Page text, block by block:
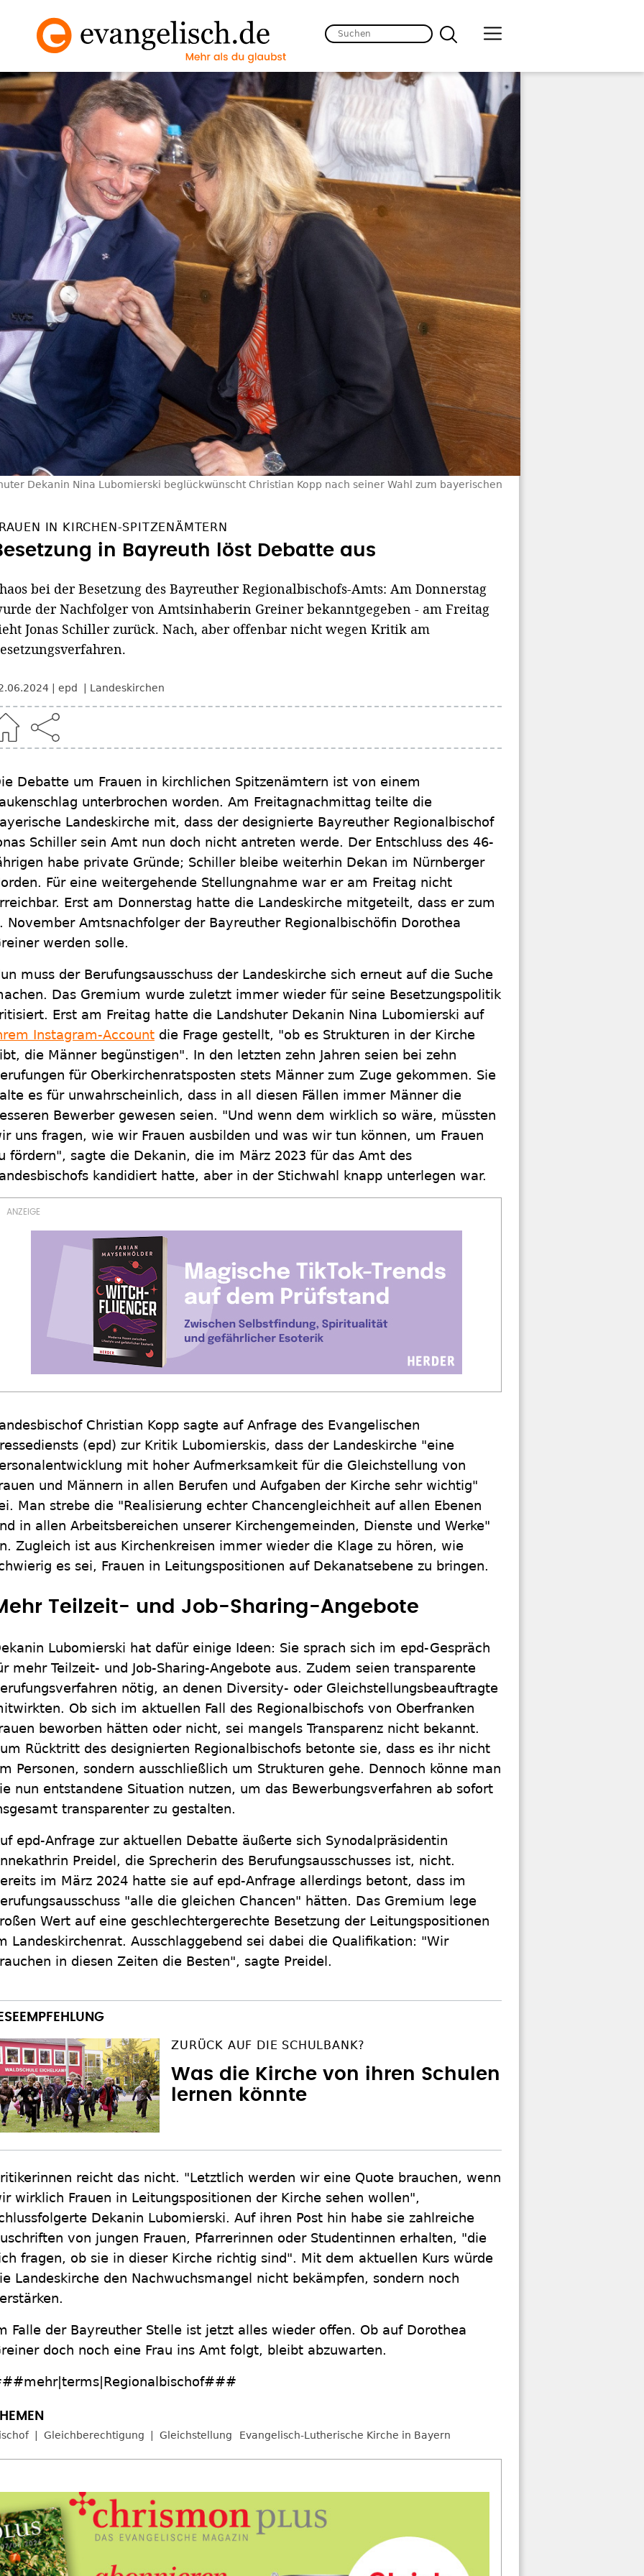
Dekanin Nina Lubomierski beglückwünscht Christian Kopp nach seiner Wahl zum bayerischen
IN KIRCHEN-SPITZENÄMTERN
in Bayreuth löst Debatte aus
bei der Besetzung des Bayreuther Regionalbischofs-Amts: Am Donnerstag
der Nachfolger von Amtsinhaberin Greiner bekanntgegeben - am Freitag
Jonas Schiller zurück. Nach, aber offenbar nicht wegen Kritik am
epd Landeskirchen
Debatte um Frauen in kirchlichen Spitzenämtern ist von einem
unterbrochen worden. Am Freitagnachmittag teilte die
Landeskirche mit, dass der designierte Bayreuther Regionalbischof
Schiller sein Amt nun doch nicht antreten werde. Der Entschluss des 46-
habe private Gründe; Schiller bleibe weiterhin Dekan im Nürnberger
Für eine weitergehende Stellungnahme war er am Freitag nicht
Erst am Donnerstag hatte die Landeskirche mitgeteilt, dass er zum
November Amtsnachfolger der Bayreuther Regionalbischöfin Dorothea
werden solle.
muss der Berufungsausschuss der Landeskirche sich erneut auf die Suche
Das Gremium wurde zuletzt immer wieder für seine Besetzungspolitik
Erst am Freitag hatte die Landshuter Dekanin Nina Lubomierski auf
Instagram-Account die Frage gestellt, "ob es Strukturen in der Kirche
die Männer begünstigen". In den letzten zehn Jahren seien bei zehn
für Oberkirchenratsposten stets Männer zum Zuge gekommen. Sie
es für unwahrscheinlich, dass in all diesen Fällen immer Männer die
Bewerber gewesen seien. "Und wenn dem wirklich so wäre, müssten
uns fragen, wie wir Frauen ausbilden und was wir tun können, um Frauen
fördern", sagte die Dekanin, die im März 2023 für das Amt des
kandidiert hatte, aber in der Stichwahl knapp unterlegen war.
Christian Kopp sagte auf Anfrage des Evangelischen
(epd) zur Kritik Lubomierskis, dass der Landeskirche "eine
mit hoher Aufmerksamkeit für die Gleichstellung von
und Männern in allen Berufen und Aufgaben der Kirche sehr wichtig"
Man strebe die "Realisierung echter Chancengleichheit auf allen Ebenen
in allen Arbeitsbereichen unserer Kirchengemeinden, Dienste und Werke"
Zugleich ist aus Kirchenkreisen immer wieder die Klage zu hören, wie
es sei, Frauen in Leitungspositionen auf Dekanatsebene zu bringen.
Teilzeit- und Job-Sharing-Angebote
Lubomierski hat dafür einige Ideen: Sie sprach sich im epd-Gespräch
mehr Teilzeit- und Job-Sharing-Angebote aus. Zudem seien transparente
nötig, an denen Diversity- oder Gleichstellungsbeauftragte
Ob sich im aktuellen Fall des Regionalbischofs von Oberfranken
beworben hätten oder nicht, sei mangels Transparenz nicht bekannt.
Rücktritt des designierten Regionalbischofs betonte sie, dass es ihr nicht
Personen, sondern ausschließlich um Strukturen gehe. Dennoch könne man
nun entstandene Situation nutzen, um das Bewerbungsverfahren ab sofort
transparenter zu gestalten.
epd-Anfrage zur aktuellen Debatte äußerte sich Synodalpräsidentin
Preidel, die Sprecherin des Berufungsausschusses ist, nicht.
im März 2024 hatte sie auf epd-Anfrage allerdings betont, dass im
"alle die gleichen Chancen" hätten. Das Gremium lege
Wert auf eine geschlechtergerechte Besetzung der Leitungspositionen
Landeskirchenrat. Ausschlaggebend sei dabei die Qualifikation: "Wir
in diesen Zeiten die Besten", sagte Preidel.
ZURÜCK AUF DIE SCHULBANK?
Was die Kirche von ihren Schulen
lernen könnte
reicht das nicht. "Letztlich werden wir eine Quote brauchen, wenn
wirklich Frauen in Leitungspositionen der Kirche sehen wollen",
Dekanin Lubomierski. Auf ihren Post hin habe sie zahlreiche
von jungen Frauen, Pfarrerinnen oder Studentinnen erhalten, "die
fragen, ob sie in dieser Kirche richtig sind". Mit dem aktuellen Kurs würde
Landeskirche den Nachwuchsmangel nicht bekämpfen, sondern noch
Falle der Bayreuther Stelle ist jetzt alles wieder offen. Ob auf Dorothea
doch noch eine Frau ins Amt folgt, bleibt abzuwarten.
Gleichberechtigung Gleichstellung Evangelisch-Lutherische Kirche in Bayern